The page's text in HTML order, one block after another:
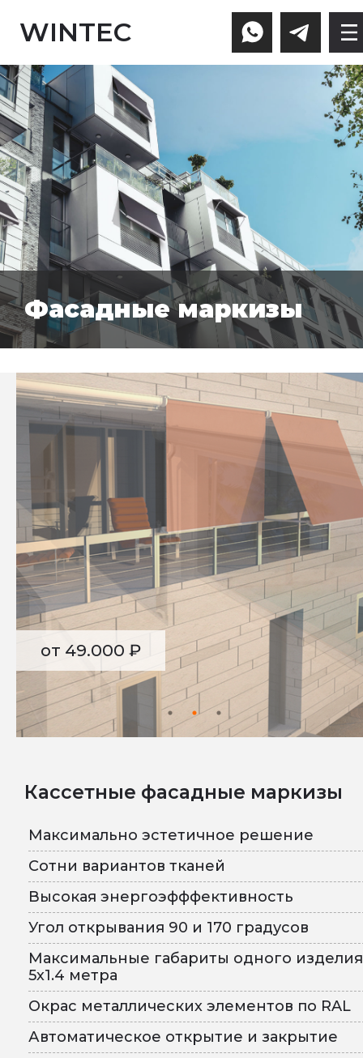
WINTEC
Фасадные маркизы
от 49.000 ₽
Кассетные фасадные маркизы
Максимально эстетичное решение
Сотни вариантов тканей
Высокая энергоэфффективность
Угол открывания 90 и 170 градусов
Максимальные габариты одного изделия
5х1.4 метра
Окрас металлических элементов по RAL
Автоматическое открытие и закрытие